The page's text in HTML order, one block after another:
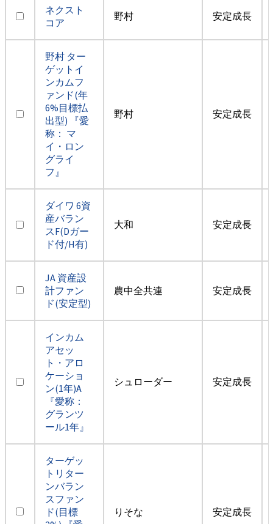
ネクスト
コア
野村 安定成長
野村 ター
ゲットイ
ンカムフ
ァンド(年
6%目標払
出型) 『愛
称： マ
イ・ロン
グライ
フ』
野村 安定成長
ダイワ 6資
産バラン
スF(Dガー
ド付/H有)
大和 安定成長
JA 資産設
計ファン
ド(安定型)
農中全共連 安定成長
インカム
アセッ
ト・アロ
ケーショ
ン(1年)A
『愛称：
グランツ
ール1年』
シュローダー 安定成長
ターゲッ
トリター
ンバラン
スファン
ド(目標
りそな 安定成長